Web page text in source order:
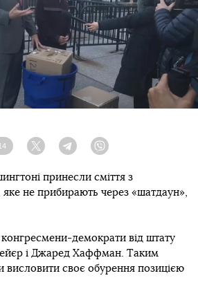
Twitter TelegramViber
принесли сміття з
яке не прибирають через «шатдаун»,
демократи від штату
і Джаред Хаффман. Таким
своє обурення позицією